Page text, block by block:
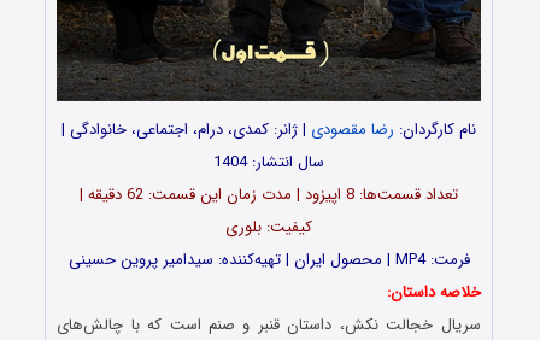
نام کارگردان: رضا مقصودی | ژانر: کمدی، درام، اجتماعی، خانوادگی |
سال انتشار: 1404
تعداد قسمت‌ها: 8 اپیزود | مدت زمان این قسمت: 62 دقیقه |
کیفیت: بلوری
فرمت: MP4 | محصول ایران | تهیه‌کننده: سیدامیر پروین حسینی
خلاصه داستان:
سریال خجالت نکش، داستان قنبر و صنم است که با چالش‌های